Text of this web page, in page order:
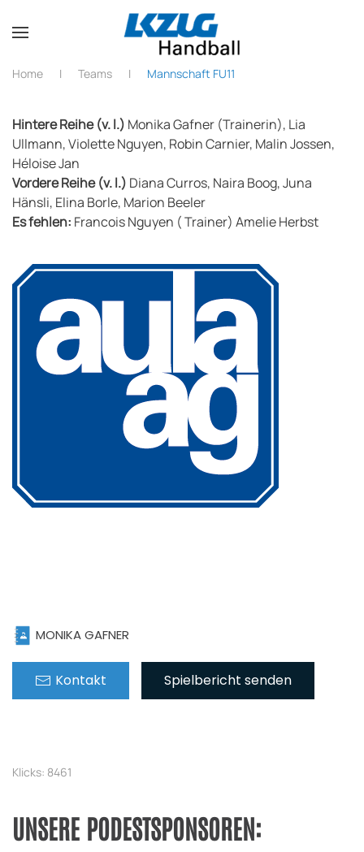
Zum Hauptinhalt springen
Home Teams Mannschaft FU11
Hintere Reihe (v. l.) Monika Gafner (Trainerin), Lia
Ullmann, Violette Nguyen, Robin Carnier, Malin Jossen,
Héloise Jan
Vordere Reihe (v. l.) Diana Curros, Naira Boog, Juna
Hänsli, Elina Borle, Marion Beeler
Es fehlen: Francois Nguyen ( Trainer) Amelie Herbst
MONIKA GAFNER
Kontakt Spielbericht senden
Klicks: 8461
UNSERE PODESTSPONSOREN: